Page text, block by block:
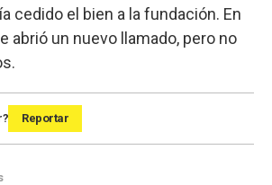
cedido el bien a la fundación. En
abrió un nuevo llamado, pero no
Reportar